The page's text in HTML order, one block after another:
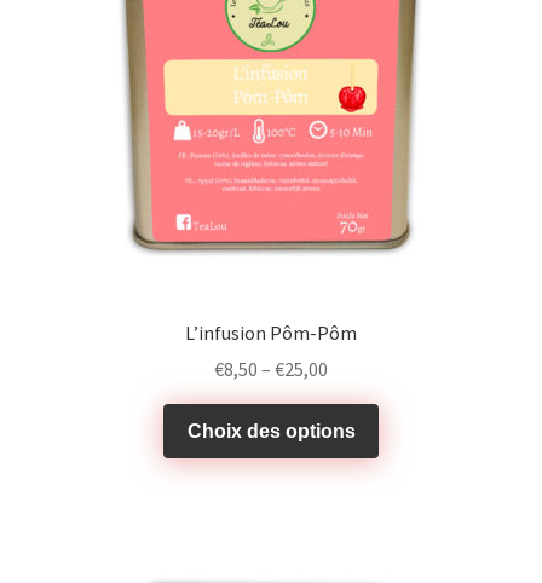
L’infusion Pôm-Pôm
€8,50 – €25,00
Choix des options